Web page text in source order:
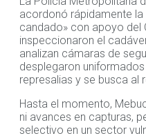
acordonó rápidamente la
candado» con apoyo del
inspeccionaron el
analizan cámaras de
desplegaron
represalias y se busca al
Hasta el momento,
ni avances en capturas,
selectivo en un sector